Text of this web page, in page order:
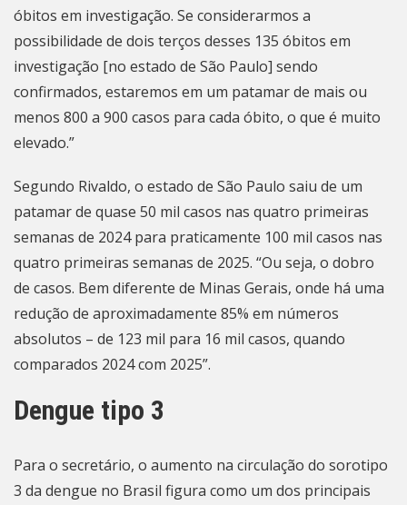
óbitos em investigação. Se considerarmos a
possibilidade de dois terços desses 135 óbitos em
investigação [no estado de São Paulo] sendo
confirmados, estaremos em um patamar de mais ou
menos 800 a 900 casos para cada óbito, o que é muito
elevado.”
Segundo Rivaldo, o estado de São Paulo saiu de um
patamar de quase 50 mil casos nas quatro primeiras
semanas de 2024 para praticamente 100 mil casos nas
quatro primeiras semanas de 2025. “Ou seja, o dobro
de casos. Bem diferente de Minas Gerais, onde há uma
redução de aproximadamente 85% em números
absolutos – de 123 mil para 16 mil casos, quando
comparados 2024 com 2025”.
Dengue tipo 3
Para o secretário, o aumento na circulação do sorotipo
3 da dengue no Brasil figura como um dos principais